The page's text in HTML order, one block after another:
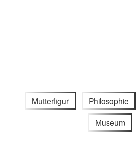
Mutterfigur Philosophie
Museum